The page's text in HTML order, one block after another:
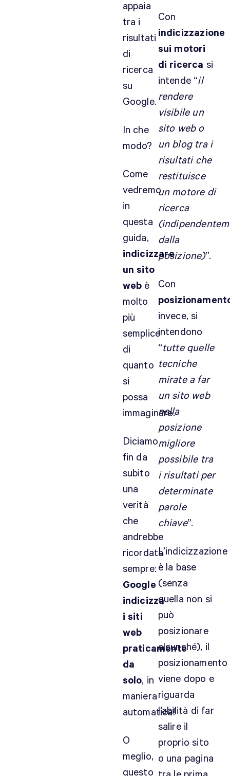
appaia
tra i
risultati
di
ricerca
su
Google.
In che
modo?
Come
vedremo
in
questa
guida,
indicizzare
un sito
web è
molto
più
semplice
di
quanto
si
possa
immaginare.
Diciamo
fin da
subito
una
verità
che
andrebbe
ricordata
sempre:
Google
indicizza
i siti
web
praticamente
da
solo, in
maniera
automatica!
O
meglio,
questo
Con
indicizzazione
sui motori
di ricerca si
intende “il
rendere
visibile un
sito web o
un blog tra i
risultati che
restituisce
un motore di
ricerca
dalla
posizione)”.
Con
invece, si
intendono
“tutte quelle
tecniche
mirate a far
un sito web
nella
posizione
migliore
possibile tra
i risultati per
determinate
parole
chiave”.
L’indicizzazione
è la base
(senza
quella non si
può
posizionare
alcunché), il
posizionamento
viene dopo e
riguarda
l’abilità di far
salire il
proprio sito
o una pagina